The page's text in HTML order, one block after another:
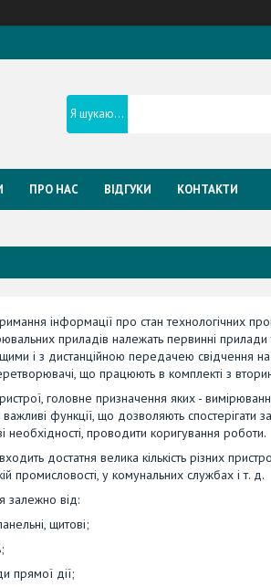
ПРО НАС ВІДГУКИ КОНТАКТИ
інформації про стан технологічних
приладів належать первинні
і з дистанційною передачею свідчення
що працюють в комплекті з
головне призначення яких -
функції, що дозволяють спостерігати
проводити коригування роботи.
входить достатня велика кількість різних
промисловості, у комунальних службах і т. д.
залежно від:
щитові;
прямої дії;